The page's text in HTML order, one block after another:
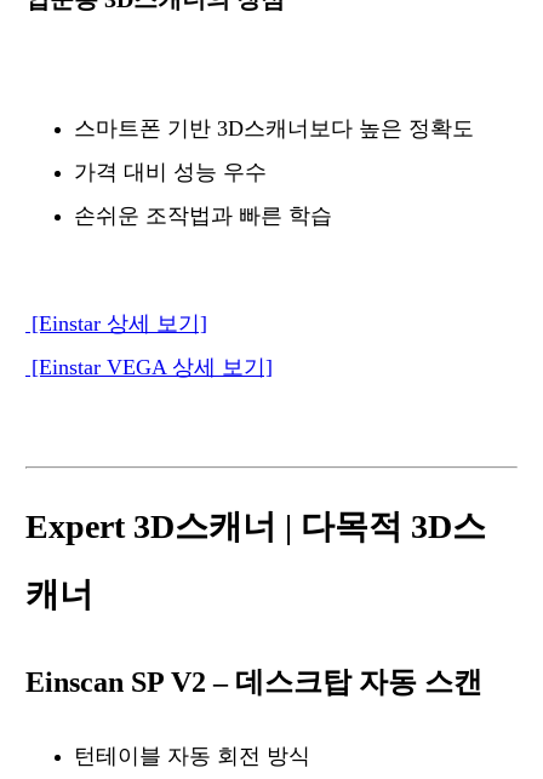
스마트폰 기반 3D스캐너보다 높은 정확도
가격 대비 성능 우수
손쉬운 조작법과 빠른 학습
[Einstar 상세 보기]
[Einstar VEGA 상세 보기]
Expert 3D스캐너 | 다목적 3D스
캐너
Einscan SP V2 – 데스크탑 자동 스캔
턴테이블 자동 회전 방식